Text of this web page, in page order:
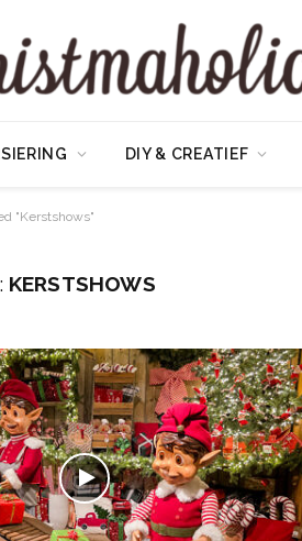
DIY & CREATIEF
"Kerstshows"
KERSTSHOWS